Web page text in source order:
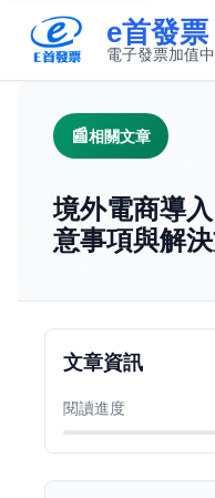
e首發票
電子發票加值
相關文章
境外電商導
意事項與解
文章資訊
閱讀進度